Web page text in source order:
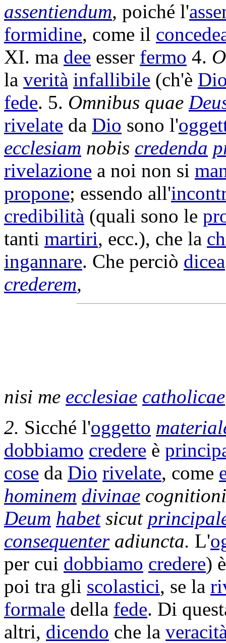
assentiendum, poiché l'
formidine, come il
XI. ma dee esser fermo 4.
la verità infallibile (ch'è
fede. 5. Omnibus quae
rivelate da Dio sono l'
ecclesiam nobis credenda
rivelazione a noi non si
propone; essendo all'
credibilità (quali sono le
tanti martiri, ecc.), che la
ingannare. Che perciò dicea
crederem,
nisi me ecclesiae catholicae
2. Sicché l'oggetto
dobbiamo credere è
cose da Dio rivelate, come
hominem divinae cognitioni
Deum habetsicut
consequenter adiuncta. L'
per cui dobbiamo credere)
poi tra gli scolastici, se la
formale della fede. Di
altri, dicendo che la